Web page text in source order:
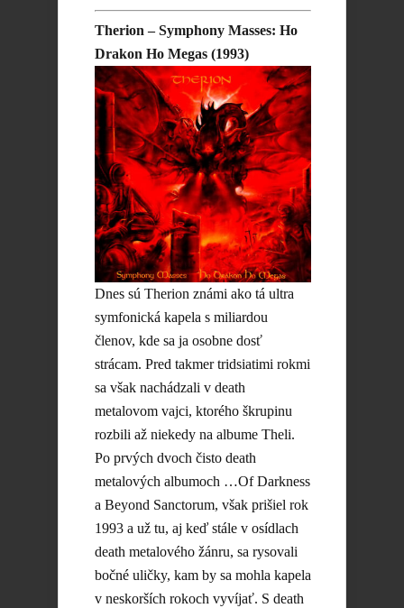
Therion – Symphony Masses: Ho
Drakon Ho Megas (1993)
Dnes sú Therion známi ako tá ultra
symfonická kapela s miliardou
členov, kde sa ja osobne dosť
strácam. Pred takmer tridsiatimi rokmi
sa však nachádzali v death
metalovom vajci, ktorého škrupinu
rozbili až niekedy na albume Theli.
Po prvých dvoch čisto death
metalových albumoch …Of Darkness
a Beyond Sanctorum, však prišiel rok
1993 a už tu, aj keď stále v osídlach
death metalového žánru, sa rysovali
bočné uličky, kam by sa mohla kapela
v neskorších rokoch vyvíjať. S death